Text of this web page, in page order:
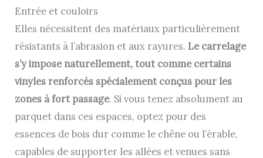
Entrée et couloirs
Elles nécessitent des matériaux particulièrement
résistants à l’abrasion et aux rayures. Le carrelage
s’y impose naturellement, tout comme certains
vinyles renforcés spécialement conçus pour les
zones à fort passage. Si vous tenez absolument au
parquet dans ces espaces, optez pour des
essences de bois dur comme le chêne ou l’érable,
capables de supporter les allées et venues sans